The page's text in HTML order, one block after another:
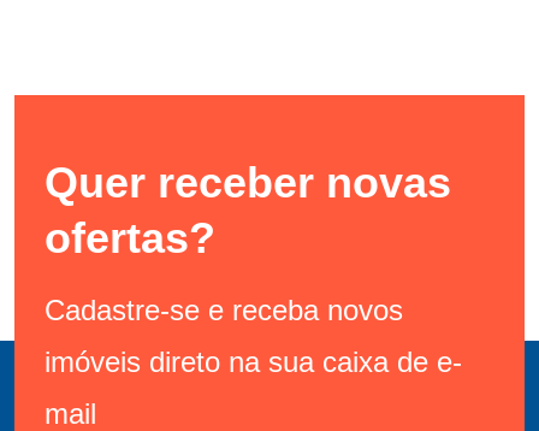
Quer receber novas
ofertas?
Cadastre-se e receba novos
imóveis direto na sua caixa de e-
mail